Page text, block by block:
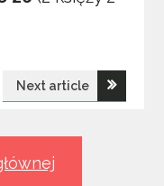
Next article